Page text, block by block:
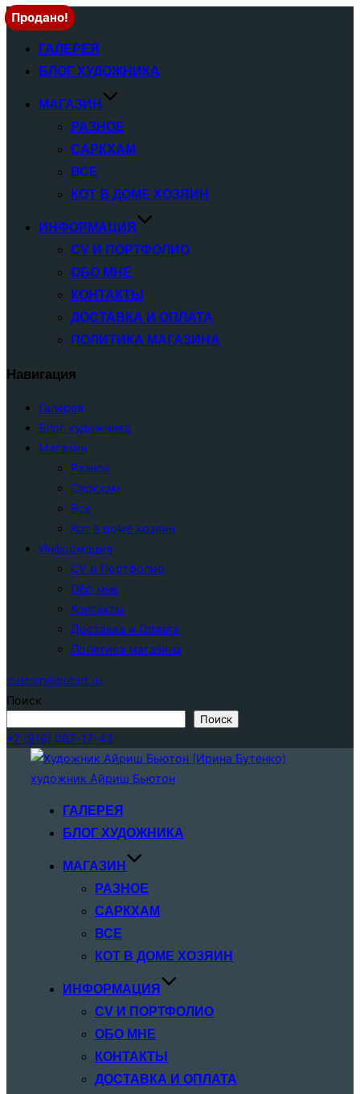
Переключатель
ГАЛЕРЕЯ
БЛОГ ХУДОЖНИКА
МАГАЗИН
РАЗНОЕ
САРКХАМ
ВСЕ
КОТ В ДОМЕ ХОЗЯИН
ИНФОРМАЦИЯ
CV И ПОРТФОЛИО
ОБО МНЕ
КОНТАКТЫ
ДОСТАВКА И ОПЛАТА
ПОЛИТИКА МАГАЗИНА
Навигация
Галерея
Блог художника
Магазин
Разное
Саркхам
Все
Кот в доме хозяин
Информация
CV и Портфолио
Обо мне
Контакты
Доставка и Оплата
Политика магазина
custom@butart.ru
Поиск
Поиск
+7 (916) 067-17-43
Перейти
ГАЛЕРЕЯ
БЛОГ ХУДОЖНИКА
МАГАЗИН
РАЗНОЕ
САРКХАМ
ВСЕ
КОТ В ДОМЕ ХОЗЯИН
ИНФОРМАЦИЯ
CV И ПОРТФОЛИО
ОБО МНЕ
КОНТАКТЫ
ДОСТАВКА И ОПЛАТА
Продано!